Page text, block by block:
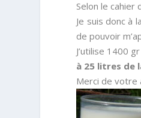
Selon le cahier
Je suis donc à
de pouvoir
J’utilise 1400
à 25 litres de
Merci de votre